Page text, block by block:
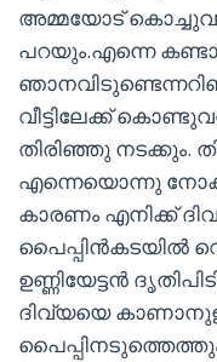
അമ്മയോട്
പറയും.എന്നെ
വീട്ടിലേക്ക്
തിരിഞ്ഞു നടക്കും.
എന്നെയൊന്നു
കാരണം എനിക്ക്
പൈപ്പിൻകടയിൽ
ഉണ്ണിയേട്ടൻ
ദിവ്യയെ